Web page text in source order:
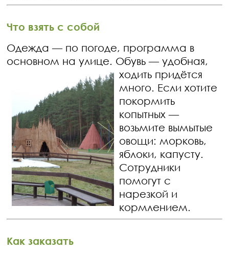
Что взять с собой
Одежда — по погоде, программа в
основном на улице. Обувь — удобная,
ходить придётся
много. Если хотите
покормить
копытных —
возьмите вымытые
овощи: морковь,
яблоки, капусту.
Сотрудники
помогут с
нарезкой и
кормлением.
Как заказать